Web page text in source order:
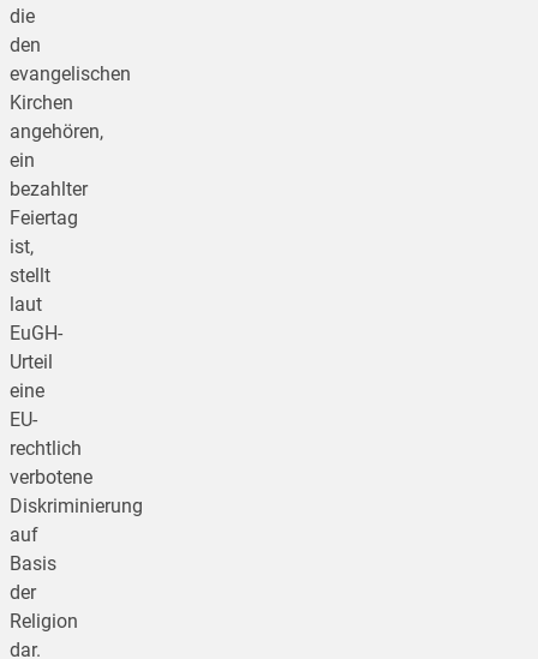
die
den
evangelischen
Kirchen
angehören,
ein
bezahlter
Feiertag
ist,
stellt
laut
EuGH-
Urteil
eine
EU-
rechtlich
verbotene
Diskriminierung
auf
Basis
der
Religion
dar.